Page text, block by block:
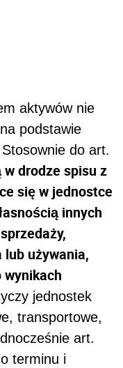
aktywów nie
podstawie
do art.
drodze spisu z
się w jednostce
innych
używania,
jednostek
transportowe,
art.
terminu i